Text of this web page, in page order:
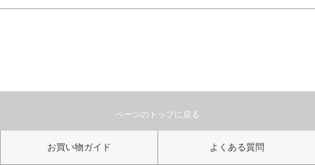
ページのトップに戻る
お買い物ガイド よくある質問